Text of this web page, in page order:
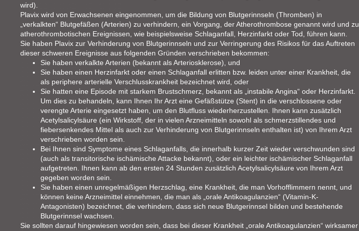
wird).
Plavix wird von Erwachsenen eingenommen, um die Bildung von Blutgerinnseln (Thromben) in
„verkalkten“ Blutgefäßen (Arterien) zu verhindern, ein Vorgang, der Atherothrombose genannt wird und zu
atherothrombotischen Ereignissen, wie beispielsweise Schlaganfall, Herzinfarkt oder Tod, führen kann.
Sie haben Plavix zur Verhinderung von Blutgerinnseln und zur Verringerung des Risikos für das Auftreten
dieser schweren Ereignisse aus folgenden Gründen verschrieben bekommen:
Sie haben verkalkte Arterien (bekannt als Arteriosklerose), und
Sie haben einen Herzinfarkt oder einen Schlaganfall erlitten bzw. leiden unter einer Krankheit, die
als periphere arterielle Verschlusskrankheit bezeichnet wird, oder
Sie hatten eine Episode mit starkem Brustschmerz, bekannt als „instabile Angina“ oder Herzinfarkt.
Um dies zu behandeln, kann Ihnen Ihr Arzt eine Gefäßstütze (Stent) in die verschlossene oder
verengte Arterie eingesetzt haben, um den Blutfluss wiederherzustellen. Ihnen kann zusätzlich
Acetylsalicylsäure (ein Wirkstoff, der in vielen Arzneimitteln sowohl als schmerzstillendes und
fiebersenkendes Mittel als auch zur Verhinderung von Blutgerinnseln enthalten ist) von Ihrem Arzt
verschrieben worden sein.
Bei Ihnen sind Symptome eines Schlaganfalls, die innerhalb kurzer Zeit wieder verschwunden sind
(auch als transitorische ischämische Attacke bekannt), oder ein leichter ischämischer Schlaganfall
aufgetreten. Ihnen kann ab den ersten 24 Stunden zusätzlich Acetylsalicylsäure von Ihrem Arzt
gegeben worden sein.
Sie haben einen unregelmäßigen Herzschlag, eine Krankheit, die man Vorhofflimmern nennt, und
können keine Arzneimittel einnehmen, die man als „orale Antikoagulanzien“ (Vitamin-K-
Antagonisten) bezeichnet, die verhindern, dass sich neue Blutgerinnsel bilden und bestehende
Blutgerinnsel wachsen.
Sie sollten darauf hingewiesen worden sein, dass bei dieser Krankheit „orale Antikoagulanzien“ wirksamer